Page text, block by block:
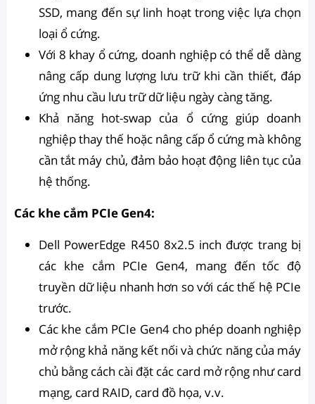
SSD, mang đến sự linh hoạt trong việc lựa chọn
loại ổ cứng.
Với 8 khay ổ cứng, doanh nghiệp có thể dễ dàng
nâng cấp dung lượng lưu trữ khi cần thiết, đáp
ứng nhu cầu lưu trữ dữ liệu ngày càng tăng.
Khả năng hot-swap của ổ cứng giúp doanh
nghiệp thay thế hoặc nâng cấp ổ cứng mà không
cần tắt máy chủ, đảm bảo hoạt động liên tục của
hệ thống.
Các khe cắm PCIe Gen4:
Dell PowerEdge R450 8x2.5 inch được trang bị
các khe cắm PCIe Gen4, mang đến tốc độ
truyền dữ liệu nhanh hơn so với các thế hệ PCIe
trước.
Các khe cắm PCIe Gen4 cho phép doanh nghiệp
mở rộng khả năng kết nối và chức năng của máy
chủ bằng cách cài đặt các card mở rộng như card
mạng, card RAID, card đồ họa, v.v.